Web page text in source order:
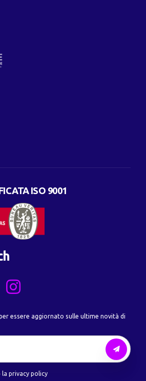
ISO 9001
essere aggiornato sulle ultime novità di
privacy policy